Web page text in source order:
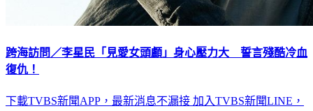
跨海訪問／李星民「見愛女頭顱」身心壓力大 誓言殘酷冷血
復仇！
下載TVBS新聞APP，最新消息不漏接 加入TVBS新聞LINE，